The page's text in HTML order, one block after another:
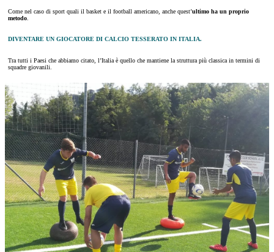
Come nel caso di sport quali il basket e il football americano, anche quest’ultimo ha un proprio
metodo
DIVENTARE UN GIOCATORE DI CALCIO TESSERATO IN ITALIA.
Tra tutti i Paesi che abbiamo citato, l’Italia è quello che mantiene la struttura più classica in termini di
squadre giovanili.